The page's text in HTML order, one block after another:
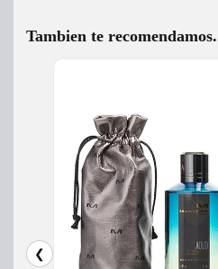
Tambien te
❮